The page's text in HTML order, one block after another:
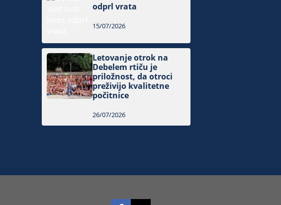
odprl vrata
15/07/2026
Letovanje otrok na
Debelem rtiču je
priložnost, da otroci
preživijo kvalitetne
počitnice
26/07/2026